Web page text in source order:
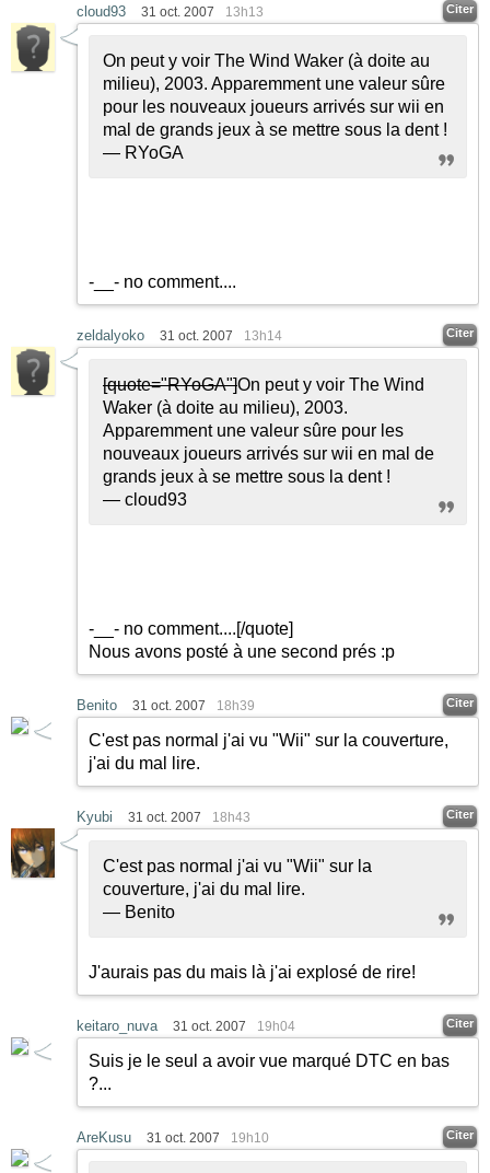
cloud93 31 oct. 2007 13h13 Citer
On peut y voir The Wind Waker (à doite au
milieu), 2003. Apparemment une valeur sûre
pour les nouveaux joueurs arrivés sur wii en
mal de grands jeux à se mettre sous la dent !
— RYoGA
-__- no comment....
zeldalyoko 31 oct. 2007 13h14 Citer
[quote="RYoGA"]On peut y voir The Wind
Waker (à doite au milieu), 2003.
Apparemment une valeur sûre pour les
nouveaux joueurs arrivés sur wii en mal de
grands jeux à se mettre sous la dent !
— cloud93
-__- no comment....[/quote]
Nous avons posté à une second prés :p
Benito 31 oct. 2007 18h39 Citer
C'est pas normal j'ai vu "Wii" sur la couverture,
j'ai du mal lire.
Kyubi 31 oct. 2007 18h43 Citer
C'est pas normal j'ai vu "Wii" sur la
couverture, j'ai du mal lire.
— Benito
J'aurais pas du mais là j'ai explosé de rire!
keitaro_nuva 31 oct. 2007 19h04 Citer
Suis je le seul a avoir vue marqué DTC en bas
?...
AreKusu 31 oct. 2007 19h10 Citer